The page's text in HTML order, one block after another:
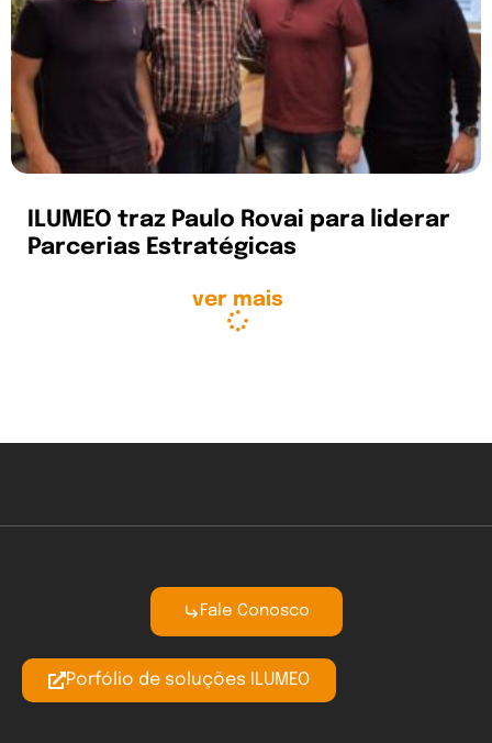
ILUMEO traz Paulo Rovai para liderar
Parcerias Estratégicas
ver mais
Fale Conosco
Porfólio de soluções ILUMEO